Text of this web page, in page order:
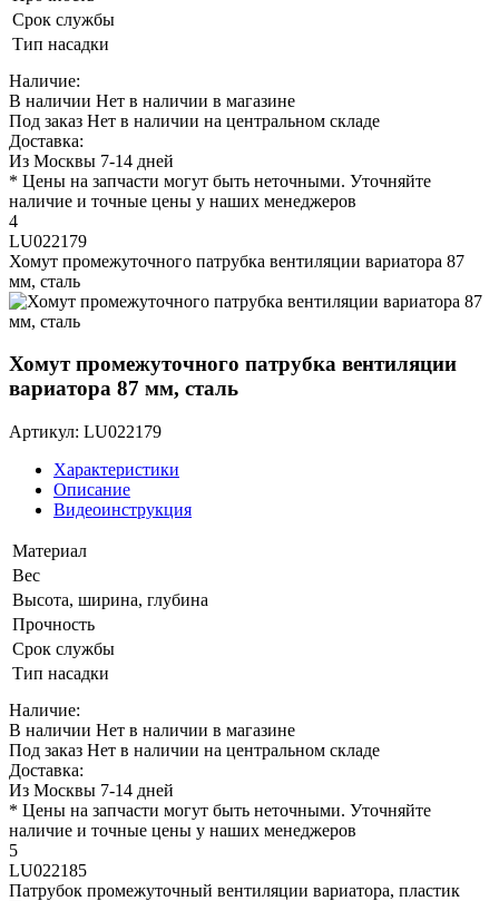
Срок службы
Тип насадки
Наличие:
В наличии Нет в наличии в магазине
Под заказ Нет в наличии на центральном складе
Доставка:
Из Москвы 7-14 дней
* Цены на запчасти могут быть неточными. Уточняйте
наличие и точные цены у наших менеджеров
4
LU022179
Хомут промежуточного патрубка вентиляции вариатора 87
мм, сталь
Хомут промежуточного патрубка вентиляции
вариатора 87 мм, сталь
Артикул: LU022179
Характеристики
Описание
Видеоинструкция
Материал
Вес
Высота, ширина, глубина
Прочность
Срок службы
Тип насадки
Наличие:
В наличии Нет в наличии в магазине
Под заказ Нет в наличии на центральном складе
Доставка:
Из Москвы 7-14 дней
* Цены на запчасти могут быть неточными. Уточняйте
наличие и точные цены у наших менеджеров
5
LU022185
Патрубок промежуточный вентиляции вариатора, пластик